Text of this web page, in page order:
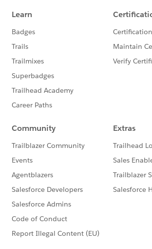
このグループは株式会社セールスフォ
ンの社員によって管理、運営されてい
「Trailblazer Community オンライン
https://trailhead.salesforce.com/ja/
このグループ内での発言はForward
http://investor.salesforce.com/about-
statements/default.aspx
https://www.salesforce.com/jp/
m-agreement
※こちらでの回答はあくまで社員もし
合はケース起票をお願いします。